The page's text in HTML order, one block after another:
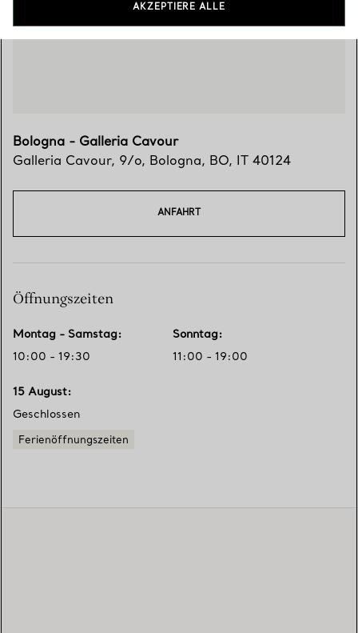
Bologna - Galleria Cavour
Galleria Cavour, 9/o, Bologna, BO, IT 40124
ANFAHRT
Öffnungszeiten
Montag - Samstag:
10:00 - 19:30
Sonntag:
11:00 - 19:00
15 August:
Geschlossen
Ferienöffnungszeiten
AKZEPTIERE ALLE